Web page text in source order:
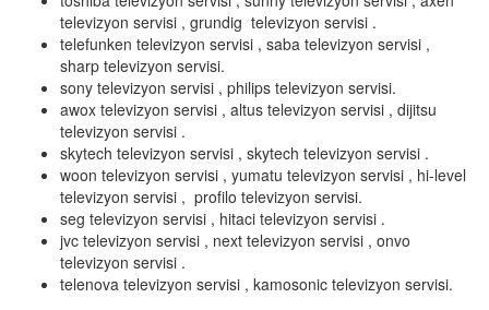
televizyon servisi , grundig televizyon servisi .
telefunken televizyon servisi , saba televizyon servisi ,
sharp televizyon servisi.
sony televizyon servisi , philips televizyon servisi.
awox televizyon servisi , altus televizyon servisi , dijitsu
televizyon servisi .
skytech televizyon servisi , skytech televizyon servisi .
woon televizyon servisi , yumatu televizyon servisi , hi-level
televizyon servisi , profilo televizyon servisi.
seg televizyon servisi , hitaci televizyon servisi .
jvc televizyon servisi , next televizyon servisi , onvo
televizyon servisi .
telenova televizyon servisi , kamosonic televizyon servisi.